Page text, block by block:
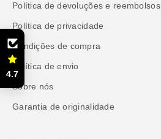
Política de devoluções e reembolsos
Política de privacidade
Condições de compra
Política de envio
Sobre nós
Garantia de originalidade
4.7